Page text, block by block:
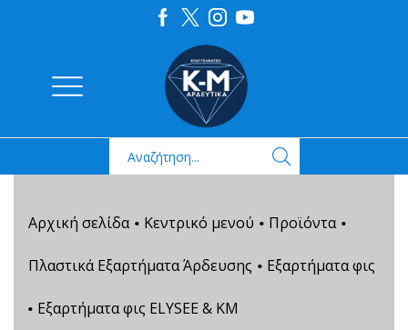
Αρχική σελίδα • Κεντρικό μενού • Προϊόντα •
Πλαστικά Εξαρτήματα Άρδευσης • Εξαρτήματα φις
• Εξαρτήματα φις ELYSEE & ΚΜ